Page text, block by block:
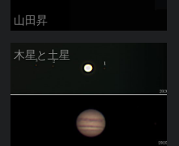
山田昇
木星と土星